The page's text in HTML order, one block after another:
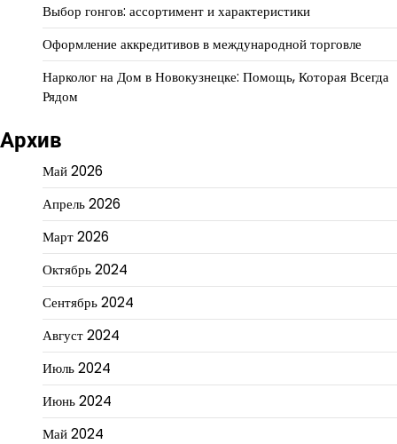
Выбор гонгов: ассортимент и характеристики
Оформление аккредитивов в международной торговле
Нарколог на Дом в Новокузнецке: Помощь, Которая Всегда
Рядом
Архив
Май 2026
Апрель 2026
Март 2026
Октябрь 2024
Сентябрь 2024
Август 2024
Июль 2024
Июнь 2024
Май 2024